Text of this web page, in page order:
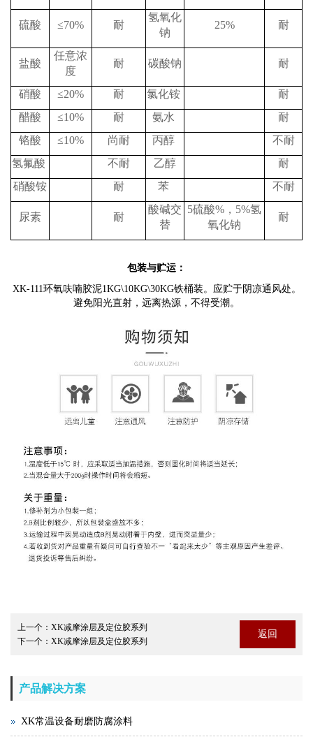
硫酸 ≤70% 耐
氢氧化
钠
25% 耐
盐酸
任意浓
度
耐 碳酸钠 耐
硝酸 ≤20% 耐 氯化铵
耐
醋酸
≤10% 耐 氨水
耐
铬酸
≤10% 尚耐 丙醇
不耐
氢氟酸
不耐 乙醇
耐
硝酸铵
耐 苯 不耐
尿素 耐
酸碱交
替
5硫酸%，5%氢
氧化钠
耐
包装与贮运：
XK-111环氧呋喃胶泥1KG\10KG\30KG铁桶装。应贮于阴凉通风处。
避免阳光直射，远离热源，不得受潮。
上一个： XK减摩涂层及定位胶系列
下一个： XK减摩涂层及定位胶系列
返回
产品解决方案
XK常温设备耐磨防腐涂料